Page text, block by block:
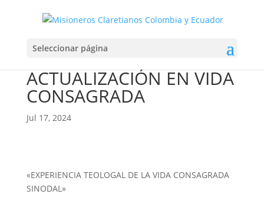
Seleccionar página
DIPLOMADO
INTERNACIONAL EN
ACTUALIZACIÓN EN VIDA
CONSAGRADA
Jul 17, 2024
«EXPERIENCIA TEOLOGAL DE LA VIDA CONSAGRADA
SINODAL»